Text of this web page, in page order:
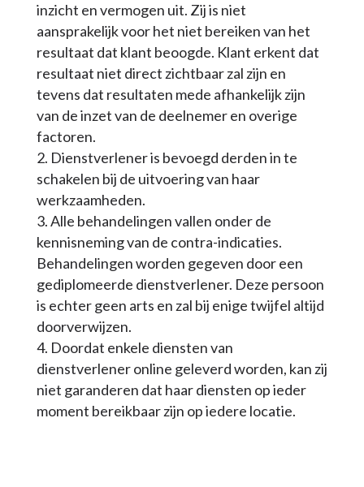
inzicht en vermogen uit. Zij is niet
aansprakelijk voor het niet bereiken van het
resultaat dat klant beoogde. Klant erkent dat
resultaat niet direct zichtbaar zal zijn en
tevens dat resultaten mede afhankelijk zijn
van de inzet van de deelnemer en overige
factoren.
Dienstverlener is bevoegd derden in te
schakelen bij de uitvoering van haar
werkzaamheden.
Alle behandelingen vallen onder de
kennisneming van de contra-indicaties.
Behandelingen worden gegeven door een
gediplomeerde dienstverlener. Deze persoon
is echter geen arts en zal bij enige twijfel altijd
doorverwijzen.
Doordat enkele diensten van
dienstverlener online geleverd worden, kan zij
niet garanderen dat haar diensten op ieder
moment bereikbaar zijn op iedere locatie.